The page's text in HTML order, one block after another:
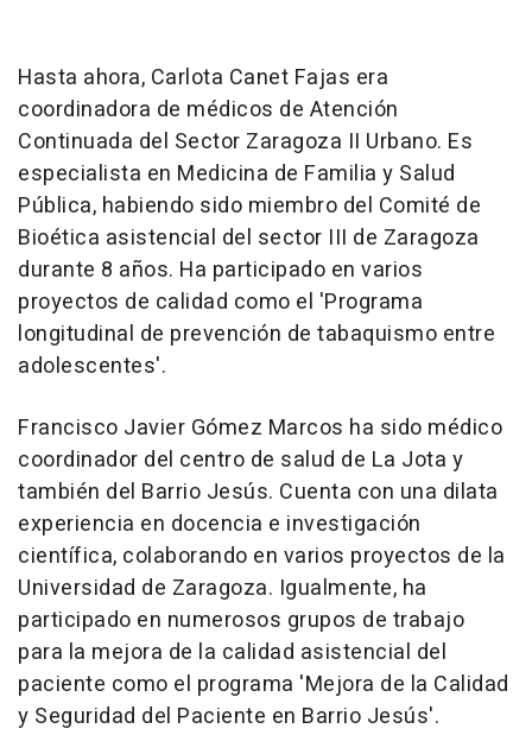
Hasta ahora, Carlota Canet Fajas era
coordinadora de médicos de Atención
Continuada del Sector Zaragoza II Urbano. Es
especialista en Medicina de Familia y Salud
Pública, habiendo sido miembro del Comité de
Bioética asistencial del sector III de Zaragoza
durante 8 años. Ha participado en varios
proyectos de calidad como el 'Programa
longitudinal de prevención de tabaquismo entre
adolescentes'.
Francisco Javier Gómez Marcos ha sido médico
coordinador del centro de salud de La Jota y
también del Barrio Jesús. Cuenta con una dilata
experiencia en docencia e investigación
científica, colaborando en varios proyectos de la
Universidad de Zaragoza. Igualmente, ha
participado en numerosos grupos de trabajo
para la mejora de la calidad asistencial del
paciente como el programa 'Mejora de la Calidad
y Seguridad del Paciente en Barrio Jesús'.